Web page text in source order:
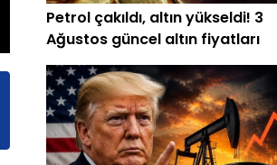
Petrol çakıldı, altın yükseldi! 3
Ağustos güncel altın fiyatları